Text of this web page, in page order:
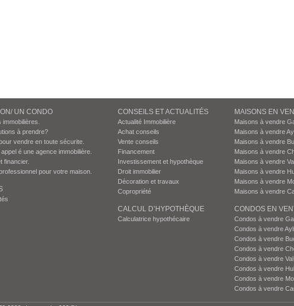
UN CONDO
à prendre?
vendre en toute sécurite.
é une agence immobilière.
financier.
pour votre maison.
CONSEILS ET ACTUALITÉS
Actualité Immobilière
Achat conseils
Vente conseils
Financement
Investissement et hypothèque
Droit immobilier
Décoration et travaux
Copropriété
CALCUL D’HYPOTHÈQUE
Calculatrice hypothécaire
MAISONS EN
Maisons à vendre
Maisons à vendre
Maisons à vendre
Maisons à vendre
Maisons à vendre
Maisons à vendre
Maisons à vendre
Maisons à vendre
CONDOS EN
Condos à vendre
Condos à vendre
Condos à vendre
Condos à vendre
Condos à vendre
Condos à vendre
Condos à vendre
Condos à vendre